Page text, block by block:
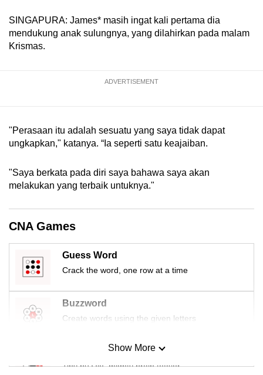
SINGAPURA: James* masih ingat kali pertama dia
mendukung anak sulungnya, yang dilahirkan pada malam
Krismas.
ADVERTISEMENT
"Perasaan itu adalah sesuatu yang saya tidak dapat
ungkapkan," katanya. “Ia seperti satu keajaiban.
"Saya berkata pada diri saya bahawa saya akan
melakukan yang terbaik untuknya."
CNA Games
Guess Word
Crack the word, one row at a time
Buzzword
Create words using the given letters
Mini Sudoku
Tiny puzzle, mighty brain teaser
Show More
a
supported
browser
download
the
app.
but
still
having
issues?
us